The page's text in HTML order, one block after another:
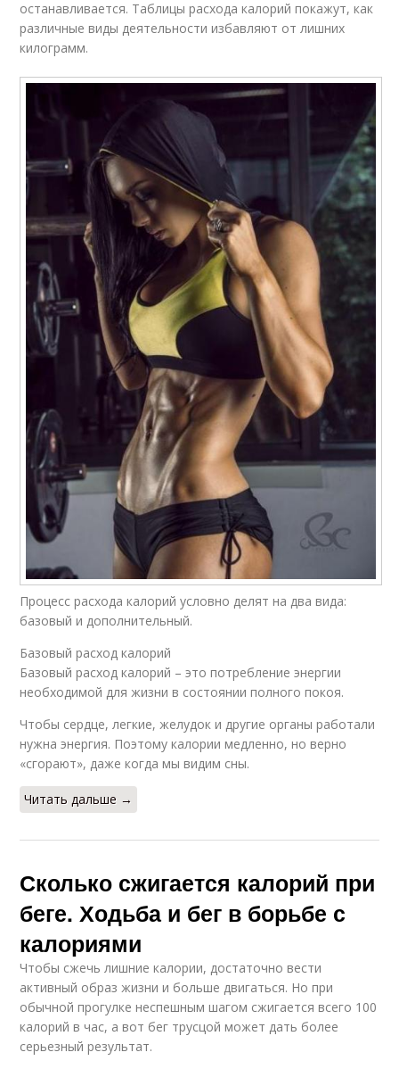
останавливается. Таблицы расхода калорий покажут, как
различные виды деятельности избавляют от лишних
килограмм.
Процесс расхода калорий условно делят на два вида:
базовый и дополнительный.
Базовый расход калорий
Базовый расход калорий – это потребление энергии
необходимой для жизни в состоянии полного покоя.
Чтобы сердце, легкие, желудок и другие органы работали
нужна энергия. Поэтому калории медленно, но верно
«сгорают», даже когда мы видим сны.
Читать дальше →
Сколько сжигается калорий при
беге. Ходьба и бег в борьбе с
калориями
Чтобы сжечь лишние калории, достаточно вести
активный образ жизни и больше двигаться. Но при
обычной прогулке неспешным шагом сжигается всего 100
калорий в час, а вот бег трусцой может дать более
серьезный результат.